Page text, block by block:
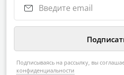
Подписываясь на рассылку, вы
конфиденциальности